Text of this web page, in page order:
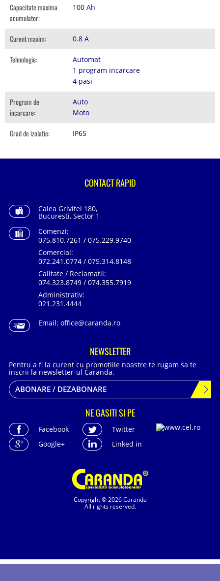
Capacitate maxima
acumulator:
100 Ah
Curent maxim: 0.8 A
Tehnologie:
Automat
1 program incarcare
4 pasi
Program de
incarcare:
Auto
Moto
Grad de izolatie: IP65
Copyright © 2026 Caranda
All rights reserved.
CONTACT RAPID
Calea Grivitei 180,
Bucuresti, Sector 1
Comenzi:
075.810.7261 / 075.229.9740
Comercial:
072.241.0774 / 075.314.8148
Calitate / Reclamatii:
074.323.8749 / 074.355.7919
Administrativ:
021.231.4444
Email: office@caranda.ro
NEWSLETTER
Pentru a fi la curent cu promotiile noastre te rugam sa te
inscrii la newsletter-ul Caranda.
ABONARE / DEZABONARE
NE GASITI SI PE
Facebook
Twitter
Google+
Linked in